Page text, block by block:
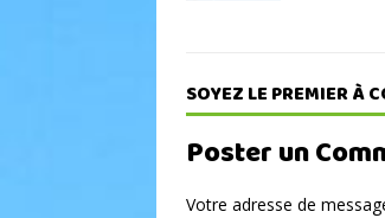
SOYEZ LE PREMIER À
Poster un
Votre adresse de